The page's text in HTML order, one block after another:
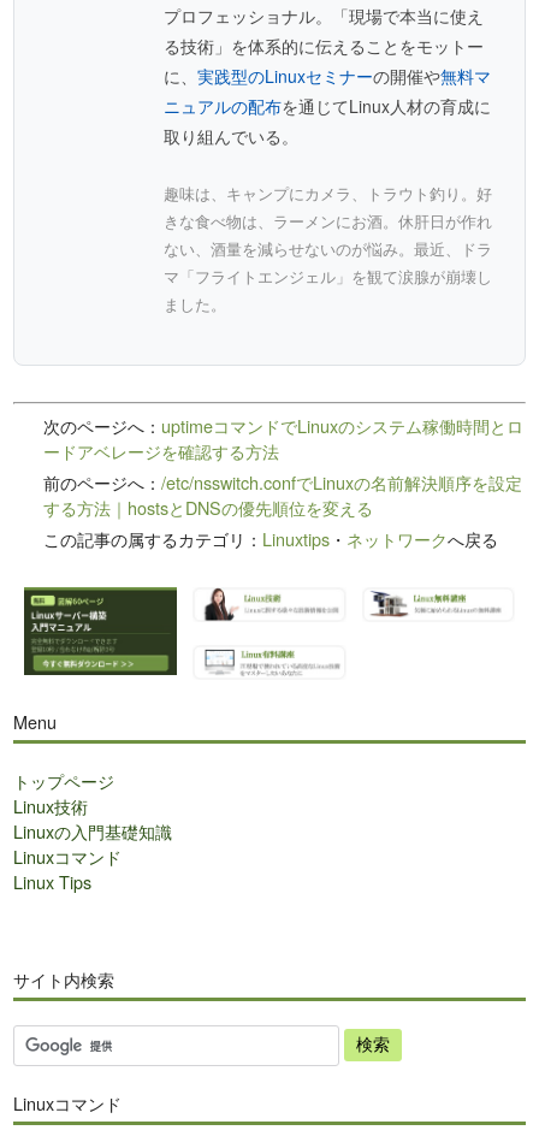
プロフェッショナル。「現場で本当に使え
る技術」を体系的に伝えることをモットー
に、実践型のLinuxセミナーの開催や無料マ
ニュアルの配布を通じてLinux人材の育成に
取り組んでいる。
趣味は、キャンプにカメラ、トラウト釣り。好
きな食べ物は、ラーメンにお酒。休肝日が作れ
ない、酒量を減らせないのが悩み。最近、ドラ
マ「フライトエンジェル」を観て涙腺が崩壊し
ました。
次のページへ： uptimeコマンドでLinuxのシステム稼働時間とロ
ードアベレージを確認する方法
前のページへ：/etc/nsswitch.confでLinuxの名前解決順序を設定
する方法｜hostsとDNSの優先順位を変える
この記事の属するカテゴリ： Linuxtips ・ ネットワークへ戻る
Menu
トップページ
Linux技術
Linuxの入門基礎知識
Linuxコマンド
Linux Tips
サイト内検索
サ
イ
内
Linuxコマンド